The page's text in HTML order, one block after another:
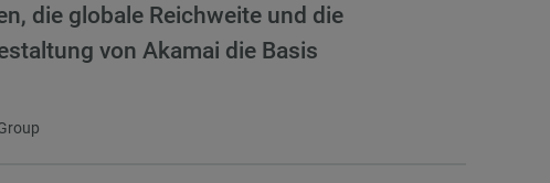
die globale Reichweite und die
von Akamai die Basis